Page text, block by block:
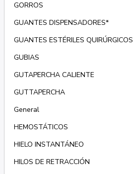
GORROS
GUANTES DISPENSADORES*
GUANTES ESTÉRILES QUIRÚRGICOS
GUBIAS
GUTAPERCHA CALIENTE
GUTTAPERCHA
General
HEMOSTÁTICOS
HIELO INSTANTÁNEO
HILOS DE RETRACCIÓN